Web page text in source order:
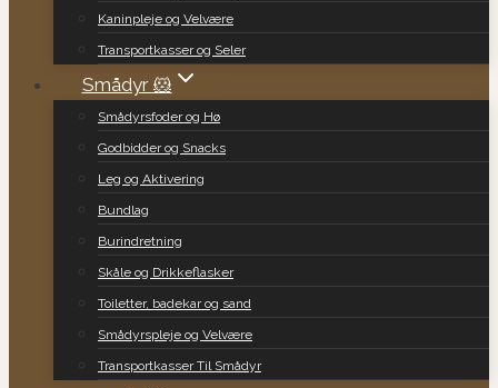
Kaninpleje og Velvære
Transportkasser og Seler
Smådyr 🐹
Smådyrsfoder og Hø
Godbidder og Snacks
Leg og Aktivering
Bundlag
Burindretning
Skåle og Drikkeflasker
Toiletter, badekar og sand
Smådyrspleje og Velvære
Transportkasser Til Smådyr